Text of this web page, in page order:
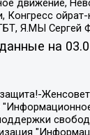
движение,
Я.МЫ Сергей
данные на
лицо "The Insider SIA", зарегистрированное в Риге, Латвийская Республика (дата регистрации 26.06.2015), являющееся администратором доменного имени интернет-издания "The Insider SIA", https://theins.ru, Постернак Алексей Евгеньевич, Рубин Михаил Аркадьевич, Анин Роман Александрович, Юридическое лицо Istories fonds, зарегистрированное в Латвийской Республике (регистрационный номер 50008295751, дата регистрации 24.02.2020), Великовский Дмитрий Александрович, Долинина Ирина Николаевна, Мароховская Алеся Алексеевна, Шлейнов Роман Юрьевич, Шмагун Олеся Валентиновна, Общество с ограниченной ответственностью "Альтаир 2021", Общество с ограниченной ответственностью "Вега 2021", Общество с ограниченной ответственностью "Главный редактор 2021", Общество с ограниченной ответственностью "Ромашки монолит", Важенков Артем Валерьевич, Ивановская